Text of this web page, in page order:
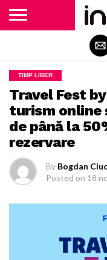
TIMP LIBER
Travel Fest
turism online
de până la
rezervare
By Bogdan
Posted on 18